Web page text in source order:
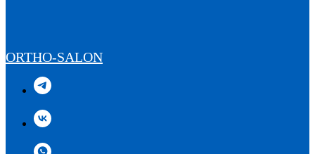
ORTHO-SALON